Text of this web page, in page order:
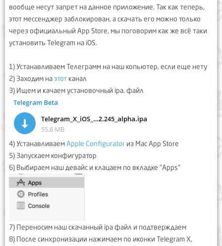
вообще несут запрет на данное приложение. Так как теперь,
этот мессенджер заблокирован, а скачать его можно только
через официальный App Store, мы поговорим как же всё таки
установить Telegram на iOS.
1) Устанавливаем Телеграмм на наш копьютер, если еще нету
2) Заходим наэтот канал
3) Ищем и качаем установочный ipa. файл
4) УстанавливаемApple Configurator из Mac App Store
5) Запускаем конфигуратор
6) Выбираем наш девайс и клацаем по вкладке "Apps"
7) Переносим наш cкачанный ipa файл и подтверждаем
8) После синхронизации нажимаем по иконки Telegram Х,